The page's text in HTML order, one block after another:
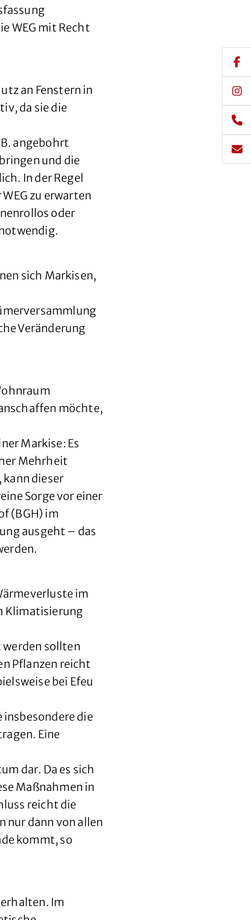
WEG mit Recht
an Fenstern in
da sie die
angebohrt
und die
In der Regel
zu erwarten
oder
sich Markisen,
Veränderung
möchte,
Markise: Es
Mehrheit
dieser
Sorge vor einer
(BGH) im
ausgeht – das
im
Klimatisierung
werden sollten
Pflanzen reicht
bei Efeu
die
Eine
dar. Da es sich
Maßnahmen in
reicht die
nur dann von allen
kommt, so
Im